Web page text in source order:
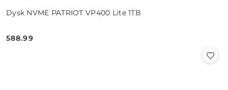
Dysk NVME PATRIOT VP400 Lite 1TB
Cena:
588.99